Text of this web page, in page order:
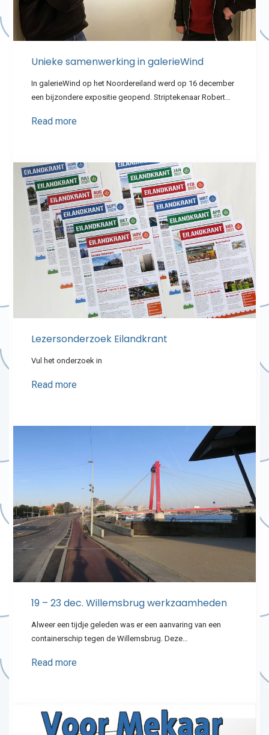
Unieke samenwerking in galerieWind
In galerieWind op het Noordereiland werd op 16 december
een bijzondere expositie geopend. Striptekenaar Robert…
Read more
Lezersonderzoek Eilandkrant
Vul het onderzoek in
Read more
19 – 23 dec. Willemsbrug werkzaamheden
Alweer een tijdje geleden was er een aanvaring van een
containerschip tegen de Willemsbrug. Deze…
Read more